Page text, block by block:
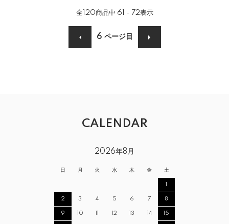
全120商品中 61 - 72表示
6 ページ目
CALENDAR
2026年8月
日 月 火 水 木 金 土
1
2 3 4 5 6 7 8
9 10 11 12 13 14 15